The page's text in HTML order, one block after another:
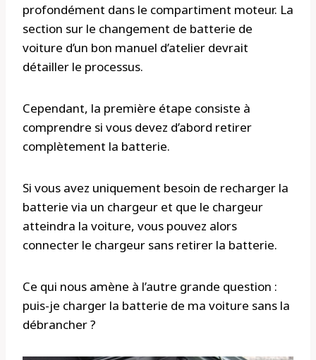
profondément dans le compartiment moteur. La
section sur le changement de batterie de
voiture d’un bon manuel d’atelier devrait
détailler le processus.
Cependant, la première étape consiste à
comprendre si vous devez d’abord retirer
complètement la batterie.
Si vous avez uniquement besoin de recharger la
batterie via un chargeur et que le chargeur
atteindra la voiture, vous pouvez alors
connecter le chargeur sans retirer la batterie.
Ce qui nous amène à l’autre grande question :
puis-je charger la batterie de ma voiture sans la
débrancher ?